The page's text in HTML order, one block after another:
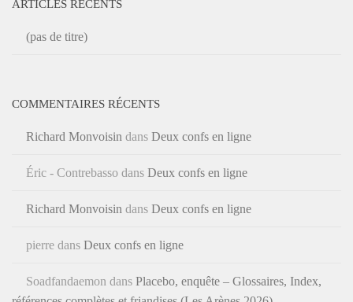
ARTICLES RÉCENTS
(pas de titre)
COMMENTAIRES RÉCENTS
Richard Monvoisin dans Deux confs en ligne
Éric - Contrebasso dans Deux confs en ligne
Richard Monvoisin dans Deux confs en ligne
pierre dans Deux confs en ligne
Soadfandaemon dans Placebo, enquête – Glossaires, Index,